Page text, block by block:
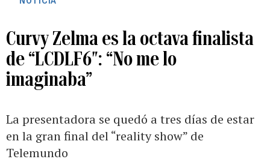
Curvy Zelma es la octava finalista
de “LCDLF6″: “No me lo
imaginaba”
La presentadora se quedó a tres días de estar
en la gran final del “reality show” de
Telemundo